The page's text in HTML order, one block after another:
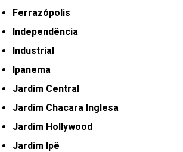
Ferrazópolis
Independência
Industrial
Ipanema
Jardim Central
Jardim Chacara Inglesa
Jardim Hollywood
Jardim Ipê